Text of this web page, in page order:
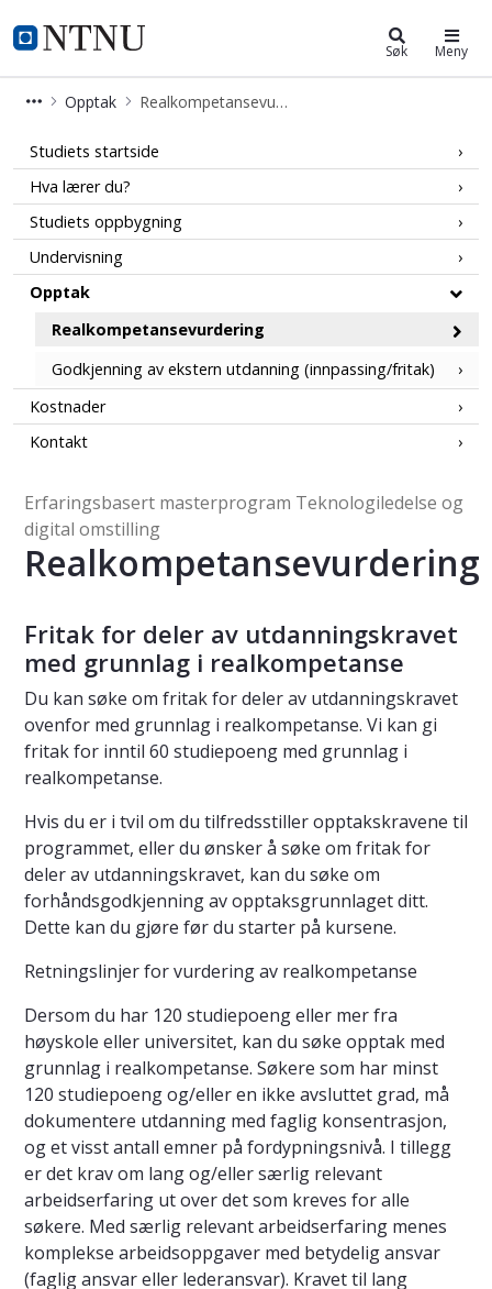
NTNU Hjemmeside
Teknologiledelse og digital Søk Meny
Opptak Realkompetansevurdering
Realkompetansevurdering - Søk
Studiets startside
Hva lærer du?
Studiets oppbygning
Undervisning
Opptak
Realkompetansevurdering
Godkjenning av ekstern utdanning (innpassing/fritak)
Kostnader
Kontakt
Erfaringsbasert masterprogram Teknologiledelse og
digital omstilling
Realkompetansevurdering
Fritak for deler av utdanningskravet
med grunnlag i realkompetanse
Du kan søke om fritak for deler av utdanningskravet
ovenfor med grunnlag i realkompetanse. Vi kan gi
fritak for inntil 60 studiepoeng med grunnlag i
realkompetanse.
Hvis du er i tvil om du tilfredsstiller opptakskravene til
programmet, eller du ønsker å søke om fritak for
deler av utdanningskravet, kan du søke om
forhåndsgodkjenning av opptaksgrunnlaget ditt.
Dette kan du gjøre før du starter på kursene.
Retningslinjer for vurdering av realkompetanse
Dersom du har 120 studiepoeng eller mer fra
høyskole eller universitet, kan du søke opptak med
grunnlag i realkompetanse. Søkere som har minst
120 studiepoeng og/eller en ikke avsluttet grad, må
dokumentere utdanning med faglig konsentrasjon,
og et visst antall emner på fordypningsnivå. I tillegg
er det krav om lang og/eller særlig relevant
arbeidserfaring ut over det som kreves for alle
søkere. Med særlig relevant arbeidserfaring menes
komplekse arbeidsoppgaver med betydelig ansvar
(faglig ansvar eller lederansvar). Kravet til lang